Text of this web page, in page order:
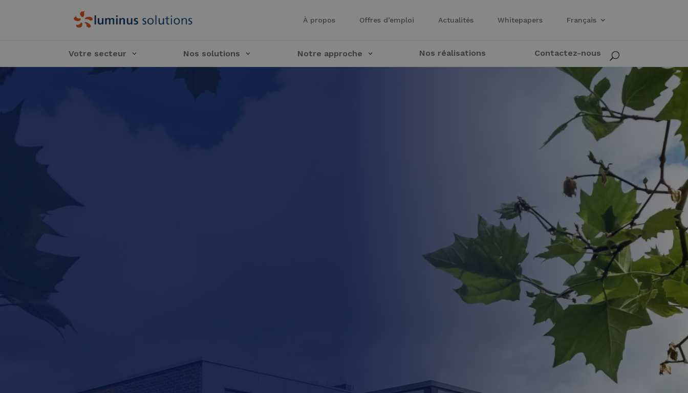
À propos Offres d’emploi Actualités Whitepapers Français
Votre secteur Nos solutions Notre approche Nos réalisations Contactez-nous U